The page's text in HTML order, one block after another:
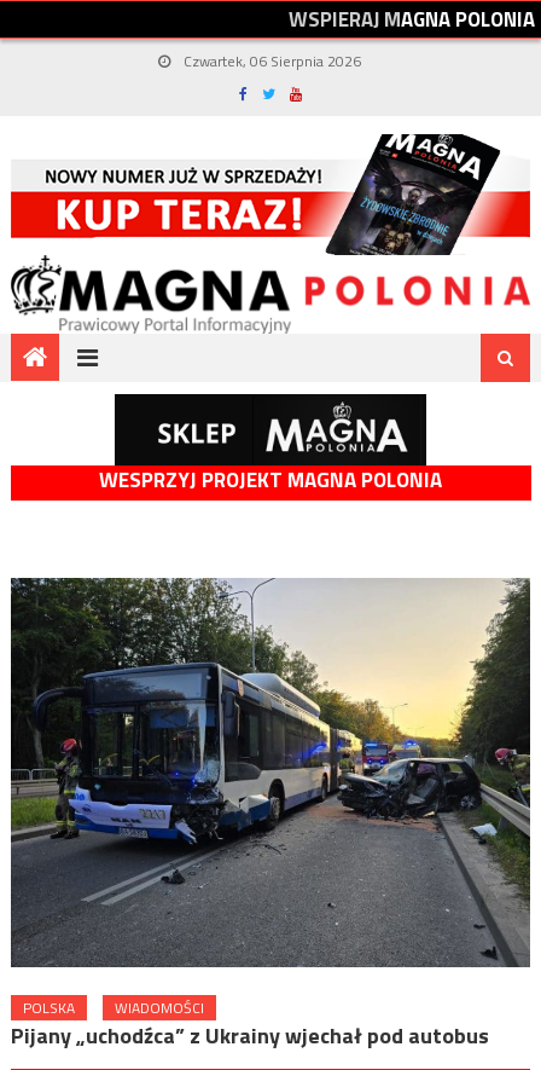
WSPIERAJMAGNAPOLONIA
Czwartek, 06 Sierpnia 2026
WESPRZYJ PROJEKT MAGNA POLONIA
POLSKA WIADOMOŚCI
Pijany „uchodźca” z Ukrainy wjechał pod autobus